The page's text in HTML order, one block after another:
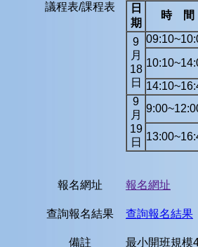
議程表/課程表
日
期
時 間
9
月
18
日
9
月
19
日
報名網址 報名網址
查詢報名結果 查詢報名結果
備註
最小開班規模